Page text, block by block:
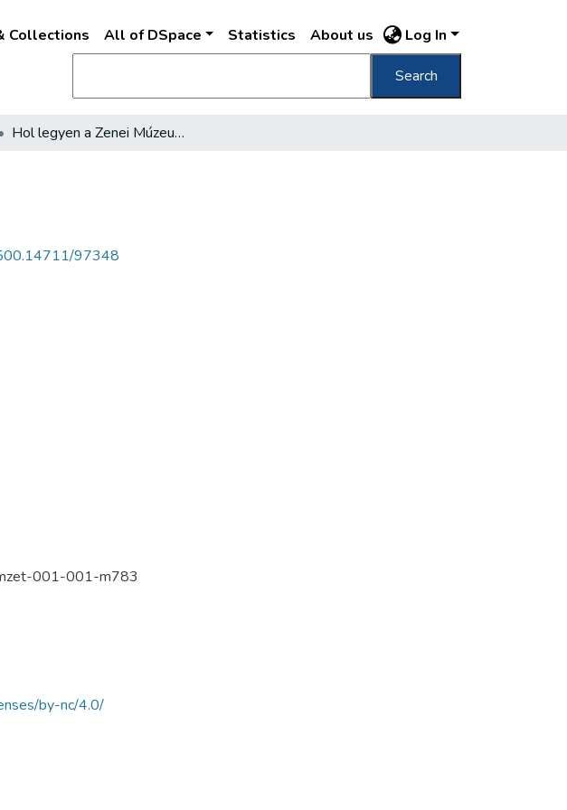
Collections All of DSpace Statistics About us Log In
Search
Hol legyen a Zenei Múzeum?
97348
001-001-m783
by-nc/4.0/